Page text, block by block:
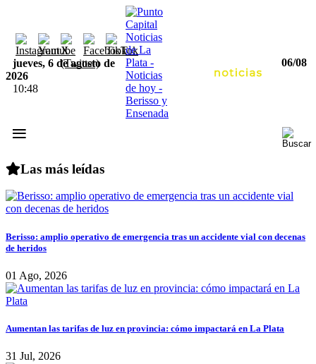
jueves, 6 de agosto de
2026
10:48
06/08
≡
Las más leídas
Berisso: amplio operativo de emergencia tras un accidente vial con decenas
de heridos
01 Ago, 2026
Aumentan las tarifas de luz en provincia: cómo impactará en La Plata
31 Jul, 2026